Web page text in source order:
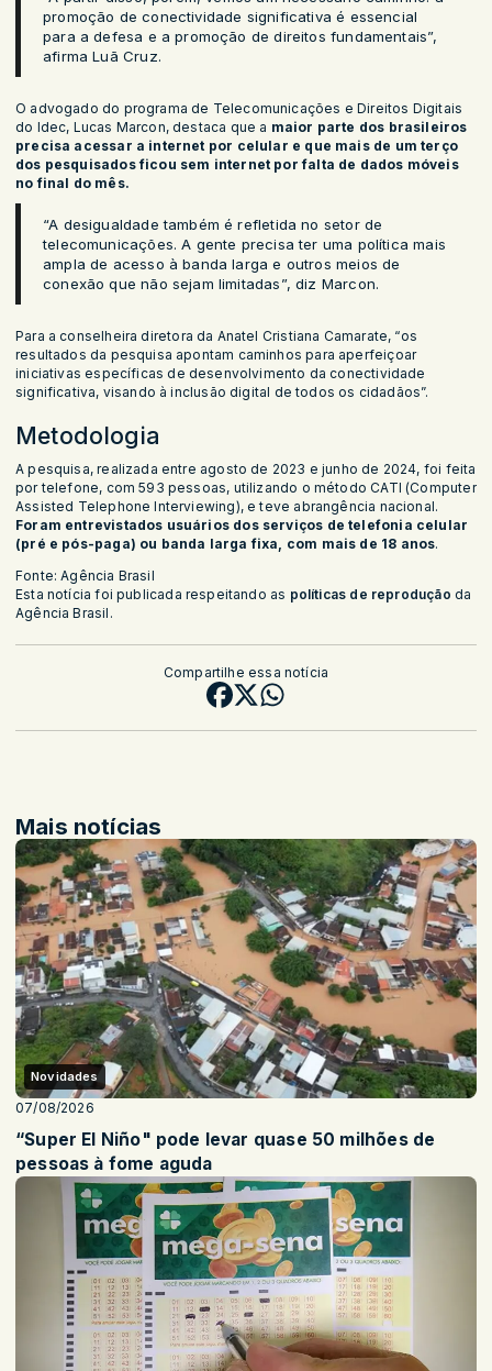
promoção de conectividade significativa é essencial
para a defesa e a promoção de direitos fundamentais”,
afirma Luã Cruz.
O advogado do programa de Telecomunicações e Direitos Digitais
do Idec, Lucas Marcon, destaca que a maior parte dos brasileiros
precisa acessar a internet por celular e que mais de um terço
dos pesquisados ficou sem internet por falta de dados móveis
no final do mês.
“A desigualdade também é refletida no setor de
telecomunicações. A gente precisa ter uma política mais
ampla de acesso à banda larga e outros meios de
conexão que não sejam limitadas”, diz Marcon.
Para a conselheira diretora da Anatel Cristiana Camarate, “os
resultados da pesquisa apontam caminhos para aperfeiçoar
iniciativas específicas de desenvolvimento da conectividade
significativa, visando à inclusão digital de todos os cidadãos”.
Metodologia
A pesquisa, realizada entre agosto de 2023 e junho de 2024, foi feita
por telefone, com 593 pessoas, utilizando o método CATI (Computer
Assisted Telephone Interviewing), e teve abrangência nacional.
Foram entrevistados usuários dos serviços de telefonia celular
(pré e pós-paga) ou banda larga fixa, com mais de 18 anos.
Fonte: Agência Brasil
Esta notícia foi publicada respeitando as políticas de reprodução da
Agência Brasil.
Compartilhe essa notícia
Mais notícias
Novidades
07/08/2026
“Super El Niño" pode levar quase 50 milhões de
pessoas à fome aguda